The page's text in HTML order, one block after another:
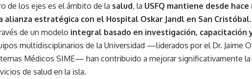
de los ejes es el ámbito de la salud, la USFQ mantiene desde hace
alianza estratégica con el Hospital Oskar Jandl en San Cristóbal.
de un modelo integral basado en investigación, capacitación
multidisciplinarios de la Universidad —liderados por el Dr. Jaime
Médicos SIME— han contribuido a mejorar significativamente la
de salud en la isla.